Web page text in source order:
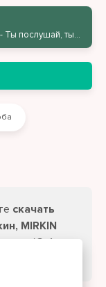
Владимир Шурочкин, MIRKIN LAB - Ты послушай, ты поверь (Guitar Pop)
скачать
MIRKIN
(Guitar